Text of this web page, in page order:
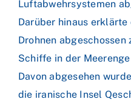
Luftabwehrsystemen
Darüber hinaus
Drohnen
Schiffe in der
Davon abgesehen
die iranische Insel